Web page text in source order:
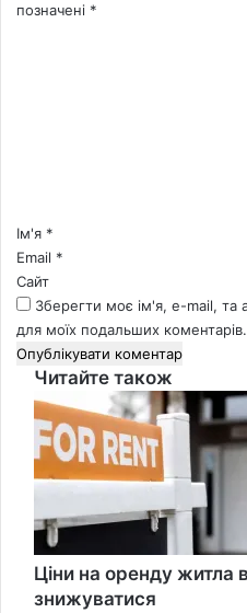
позначені *
*Ім'я *
Email *
Сайт
Зберегти моє ім'я, e-mail, та
для моїх подальших коментарів.
Читайте також
Close
Ціни на оренду житла
знижуватися